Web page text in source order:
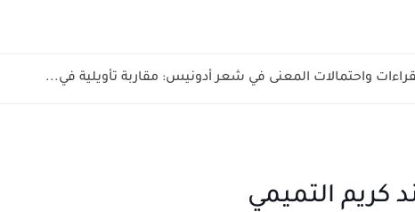
واحتمالات المعنى في شعر أدونيس: مقاربة تأويلية في...
كريم التميمي